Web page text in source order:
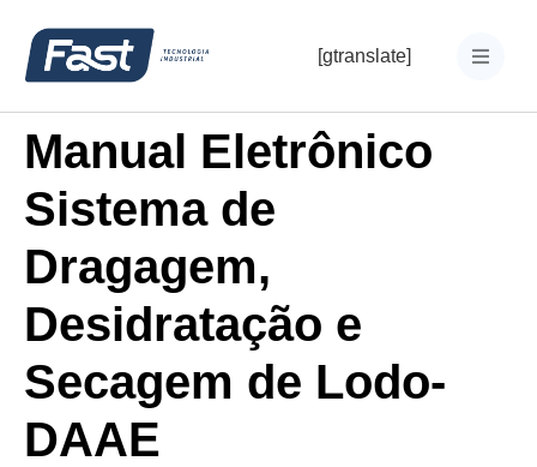
[gtranslate]
Manual Eletrônico
Sistema de
Dragagem,
Desidratação e
Secagem de Lodo-
DAAE